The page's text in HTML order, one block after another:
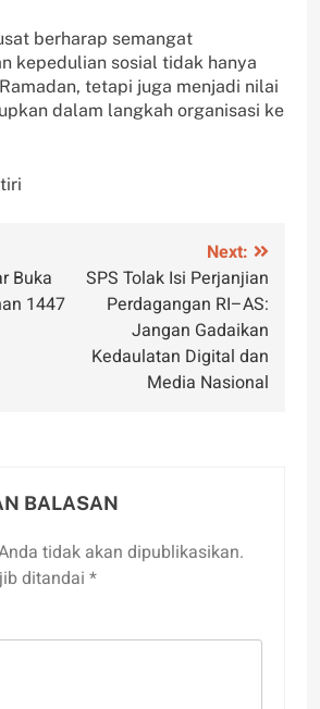
berharap semangat
kepedulian sosial tidak hanya
tetapi juga menjadi nilai
dalam langkah organisasi ke
Buka
1447
Next:
SPS Tolak Isi Perjanjian
Perdagangan RI–AS:
Jangan Gadaikan
Kedaulatan Digital dan
Media Nasional
BALASAN
tidak akan dipublikasikan.
ditandai *